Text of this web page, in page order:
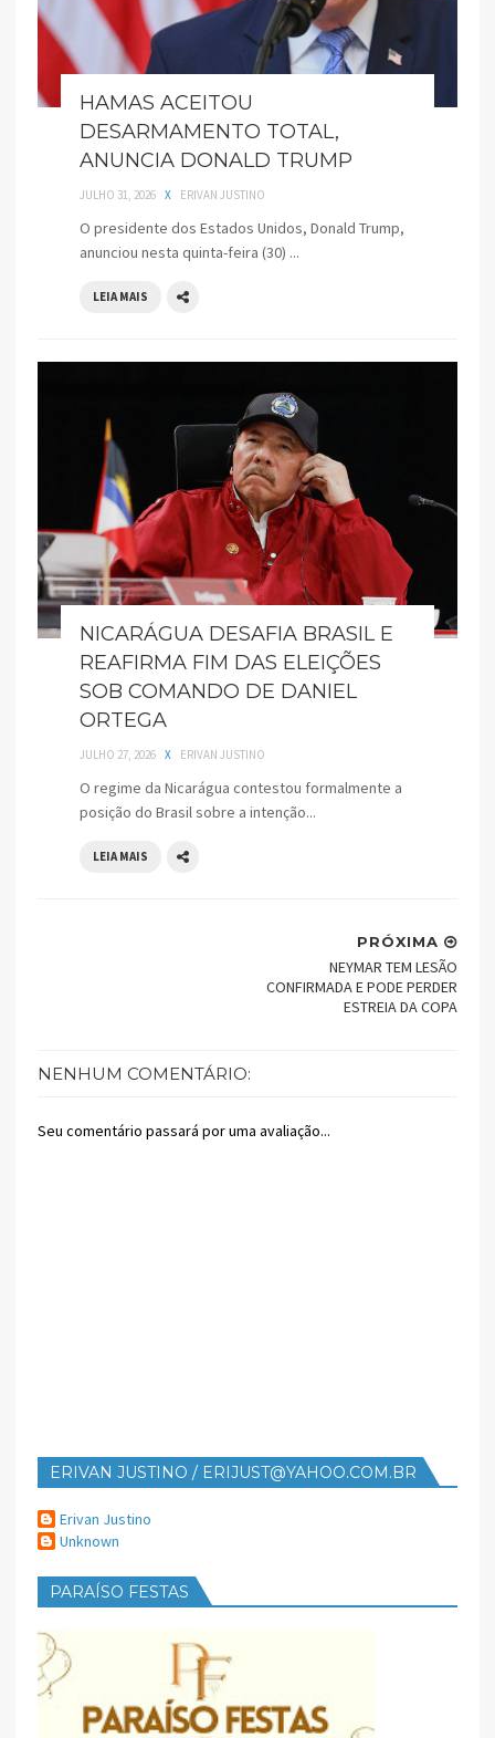
HAMAS ACEITOU
DESARMAMENTO TOTAL,
ANUNCIA DONALD TRUMP
JULHO 31, 2026 X ERIVAN JUSTINO
O presidente dos Estados Unidos, Donald Trump,
anunciou nesta quinta-feira (30) ...
LEIA MAIS
NICARÁGUA DESAFIA BRASIL E
REAFIRMA FIM DAS ELEIÇÕES
SOB COMANDO DE DANIEL
ORTEGA
JULHO 27, 2026 X ERIVAN JUSTINO
O regime da Nicarágua contestou formalmente a
posição do Brasil sobre a intenção...
LEIA MAIS
PRÓXIMA
NEYMAR TEM LESÃO
CONFIRMADA E PODE PERDER
ESTREIA DA COPA
NENHUM COMENTÁRIO:
Seu comentário passará por uma avaliação...
ERIVAN JUSTINO / ERIJUST@YAHOO.COM.BR
Erivan Justino
Unknown
PARAÍSO FESTAS